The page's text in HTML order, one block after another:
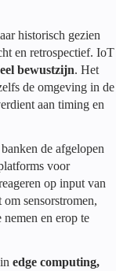
historisch gezien
en retrospectief. IoT
bewustzijn. Het
de omgeving in de
aan timing en
de afgelopen
voor
op input van
sensorstromen,
en erop te
edge computing,